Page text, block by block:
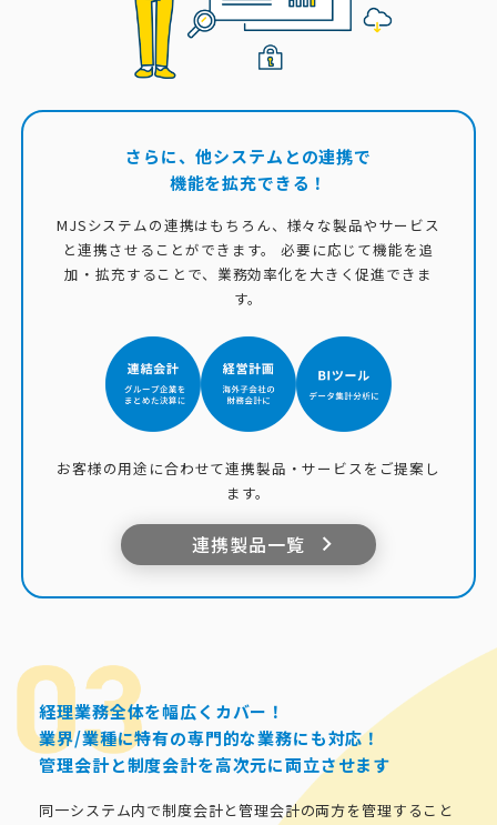
さらに、他システムとの連携で
機能を拡充できる！
MJSシステムの連携はもちろん、様々な製品やサービス
と連携させることができます。
必要に応じて機能を追
加・拡充することで、業務効率化を大きく促進できま
す。
お客様の用途に合わせて連携製品・サービスをご提案し
ます。
連携製品一覧
経理業務全体を幅広くカバー！
業界/業種に特有の専門的な業務にも対応！
管理会計と制度会計を高次元に両立させます
同一システム内で制度会計と管理会計の両方を管理すること